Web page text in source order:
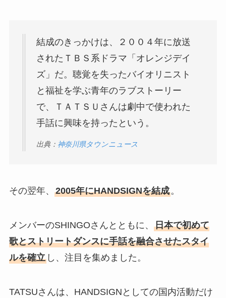
結成のきっかけは、２００４年に放送
されたＴＢＳ系ドラマ「オレンジデイ
ズ」だ。聴覚を失ったバイオリニスト
と福祉を学ぶ青年のラブストーリー
で、ＴＡＴＳＵさんは劇中で使われた
手話に興味を持ったという。
出典： 神奈川県タウンニュース
その翌年、 2005年にHANDSIGNを結成。
メンバーのSHINGOさんとともに、 日本で初めて
歌とストリートダンスに手話を融合させたスタイ
ルを確立し、注目を集めました。
TATSUさんは、HANDSIGNとしての国内活動だけ